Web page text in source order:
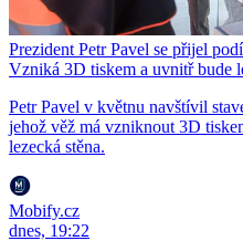
Prezident Petr Pavel se přijel
Vzniká 3D tiskem a uvnitř bude
Petr Pavel v květnu navštívil
jehož věž má vzniknout 3D
lezecká stěna.
Mobify.cz
dnes, 19:22